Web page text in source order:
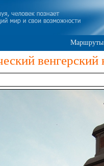
Маршруты
венгерский